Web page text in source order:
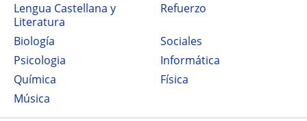
Lengua Castellana y
Literatura
Refuerzo
Biología
Sociales
Psicologia
Informática
Química
Física
Música